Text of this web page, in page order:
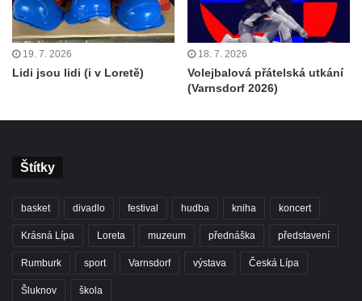
19. 7. 2026
Lidi jsou lidi (i v Loretě)
18. 7. 2026
Volejbalová přátelská utkání
(Varnsdorf 2026)
Štítky
basket divadlo festival hudba kniha koncert
Krásná Lípa Loreta muzeum přednáška představení
Rumburk sport Varnsdorf výstava Česká Lípa
Šluknov škola